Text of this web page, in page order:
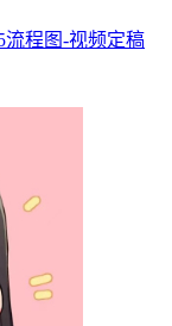
程图-视频定稿